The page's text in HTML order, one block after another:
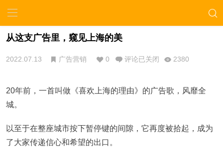
从这支广告里，窥见上海的美
2022.07.13 广告营销 0 评论已关闭 2380
20年前，一首叫做《喜欢上海的理由》的广告歌，风靡全
城。
以至于在整座城市按下暂停键的间隙，它再度被拾起，成为
了大家传递信心和希望的出口。